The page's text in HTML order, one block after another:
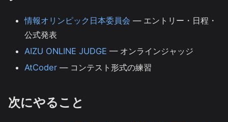
情報オリンピック日本委員会 — エントリー・日程・
公式発表
AIZU ONLINE JUDGE — オンラインジャッジ
AtCoder — コンテスト形式の練習
次にやること